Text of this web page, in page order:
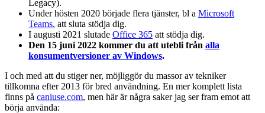
Legacy).
Under hösten 2020 började flera tjänster, bl a Microsoft
Teams, att sluta stödja dig.
I augusti 2021 slutade Office 365 att stödja dig.
Den 15 juni 2022 kommer du att utebli från alla
konsumentversioner av Windows.
I och med att du stiger ner, möjliggör du massor av tekniker
tillkomna efter 2013 för bred användning. En mer komplett lista
finns på caniuse.com, men här är några saker jag ser fram emot att
börja använda: